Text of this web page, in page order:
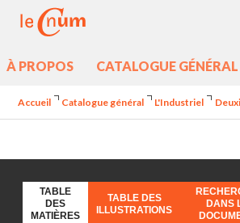
À PROPOS CATALOGUE GÉNÉRAL
Accueil Catalogue général L'Industriel
TABLE
DES
MATIÈRES
TABLE DES
ILLUSTRATIONS
DANS